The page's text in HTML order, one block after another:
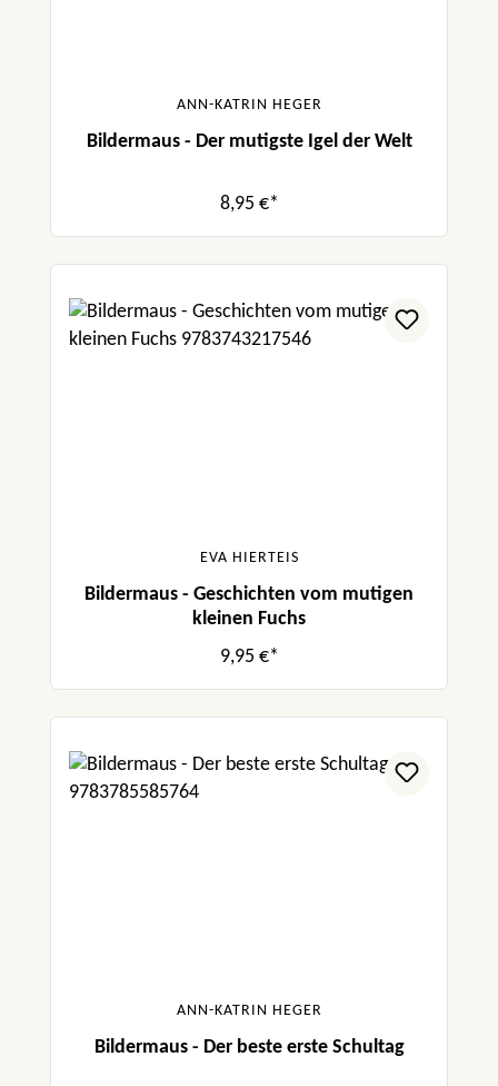
ANN-KATRIN HEGER
Bildermaus - Der mutigste Igel der Welt
8,95 €*
EVA HIERTEIS
Bildermaus - Geschichten vom mutigen
kleinen Fuchs
9,95 €*
ANN-KATRIN HEGER
Bildermaus - Der beste erste Schultag